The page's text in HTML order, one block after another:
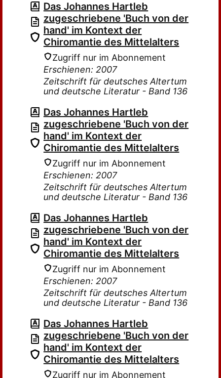
Das Johannes Hartleb
zugeschriebene 'Buch von der
hand' im Kontext der
Chiromantie des Mittelalters
Zugriff nur im Abonnement
Erschienen: 2007
Zeitschrift für deutsches Altertum
und deutsche Literatur - Band 136
Das Johannes Hartleb
zugeschriebene 'Buch von der
hand' im Kontext der
Chiromantie des Mittelalters
Zugriff nur im Abonnement
Erschienen: 2007
Zeitschrift für deutsches Altertum
und deutsche Literatur - Band 136
Das Johannes Hartleb
zugeschriebene 'Buch von der
hand' im Kontext der
Chiromantie des Mittelalters
Zugriff nur im Abonnement
Erschienen: 2007
Zeitschrift für deutsches Altertum
und deutsche Literatur - Band 136
Das Johannes Hartleb
zugeschriebene 'Buch von der
hand' im Kontext der
Chiromantie des Mittelalters
Zugriff nur im Abonnement